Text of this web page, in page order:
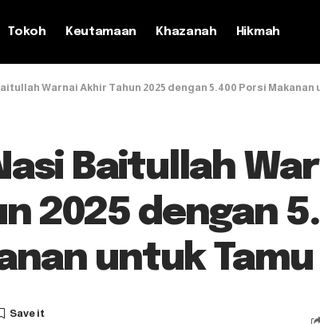
Tokoh Keutamaan Khazanah Hikmah
Warnai Akhir Tahun 2025 dengan 5.400 Porsi Makanan
Baitullah
2025 dengan
untuk